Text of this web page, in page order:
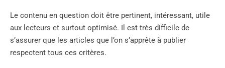
Le contenu en question doit être pertinent, intéressant, utile
aux lecteurs et surtout optimisé. Il est très difficile de
s’assurer que les articles que l’on s’apprête à publier
respectent tous ces critères.